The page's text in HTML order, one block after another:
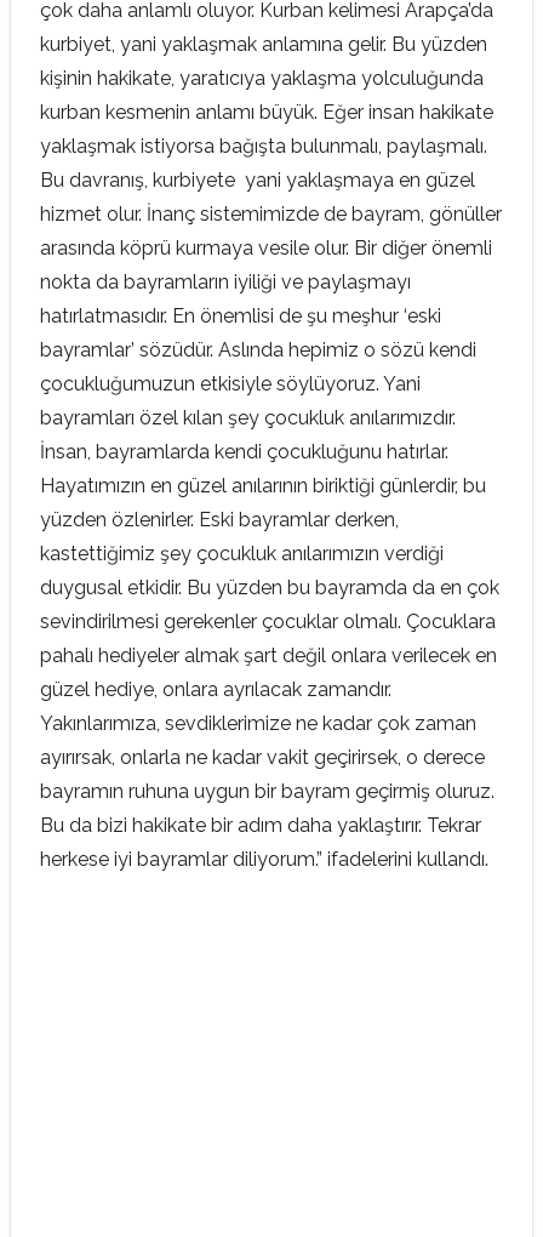
çok daha anlamlı oluyor. Kurban kelimesi Arapça’da
kurbiyet, yani yaklaşmak anlamına gelir. Bu yüzden
kişinin hakikate, yaratıcıya yaklaşma yolculuğunda
kurban kesmenin anlamı büyük. Eğer insan hakikate
yaklaşmak istiyorsa bağışta bulunmalı, paylaşmalı.
Bu davranış, kurbiyete yani yaklaşmaya en güzel
hizmet olur. İnanç sistemimizde de bayram, gönüller
arasında köprü kurmaya vesile olur. Bir diğer önemli
nokta da bayramların iyiliği ve paylaşmayı
hatırlatmasıdır. En önemlisi de şu meşhur ‘eski
bayramlar’ sözüdür. Aslında hepimiz o sözü kendi
çocukluğumuzun etkisiyle söylüyoruz. Yani
bayramları özel kılan şey çocukluk anılarımızdır.
İnsan, bayramlarda kendi çocukluğunu hatırlar.
Hayatımızın en güzel anılarının biriktiği günlerdir, bu
yüzden özlenirler. Eski bayramlar derken,
kastettiğimiz şey çocukluk anılarımızın verdiği
duygusal etkidir. Bu yüzden bu bayramda da en çok
sevindirilmesi gerekenler çocuklar olmalı. Çocuklara
pahalı hediyeler almak şart değil onlara verilecek en
güzel hediye, onlara ayrılacak zamandır.
Yakınlarımıza, sevdiklerimize ne kadar çok zaman
ayırırsak, onlarla ne kadar vakit geçirirsek, o derece
bayramın ruhuna uygun bir bayram geçirmiş oluruz.
Bu da bizi hakikate bir adım daha yaklaştırır. Tekrar
herkese iyi bayramlar diliyorum.” ifadelerini kullandı.